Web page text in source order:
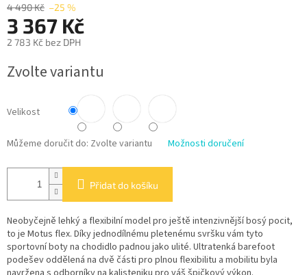
4 490 Kč –25 %
3 367 Kč
2 783 Kč bez DPH
cena:
Zvolte variantu
Velikost
Můžeme doručit do: Zvolte variantu Možnosti doručení
Přidat do košíku
Neobyčejně lehký a flexibilní model pro ještě intenzivnější bosý pocit,
to je Motus flex. Díky jednodílnému pletenému svršku vám tyto
sportovní boty na chodidlo padnou jako ulité. Ultratenká barefoot
podešev oddělená na dvě části pro plnou flexibilitu a mobilitu byla